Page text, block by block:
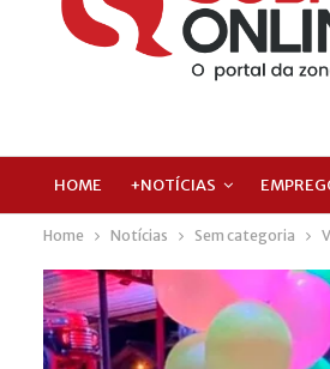
HOME +NOTÍCIAS
Home Notícias Sem categoria